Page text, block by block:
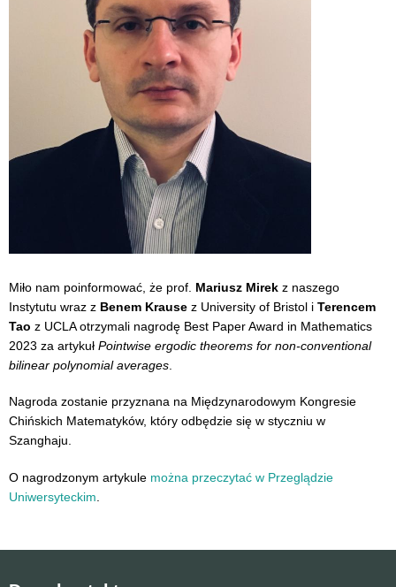
Miło nam poinformować, że prof. Mariusz Mirek z naszego
Instytutu wraz z Benem Krause z University of Bristol i Terencem
Tao z UCLA otrzymali nagrodę Best Paper Award in Mathematics
2023 za artykuł Pointwise ergodic theorems for non-conventional
bilinear polynomial averages
Nagroda zostanie przyznana na Międzynarodowym Kongresie
Chińskich Matematyków, który odbędzie się w styczniu w
Szanghaju.
O nagrodzonym artykule można przeczytać w Przeglądzie
Uniwersyteckim